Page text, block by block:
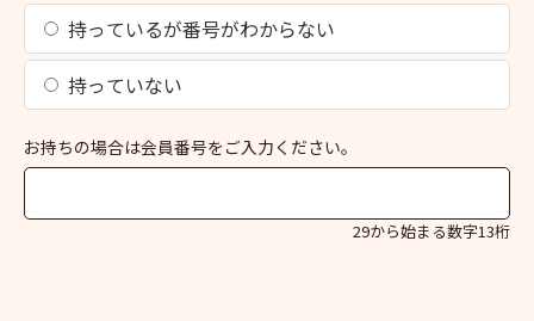
持っているが番号がわからない
持っていない
お持ちの場合は会員番号をご入力ください。
29から始まる数字13桁